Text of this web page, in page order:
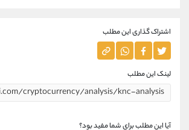
اشتراک گذاری این مطلب
لینک این مطلب
آیا این مطلب برای شما مفید بود؟